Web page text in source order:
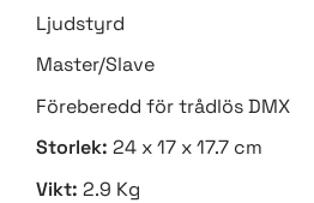
Ljudstyrd
Master/Slave
Föreberedd för trådlös DMX
Storlek: 24 x 17 x 17.7 cm
Vikt: 2.9 Kg